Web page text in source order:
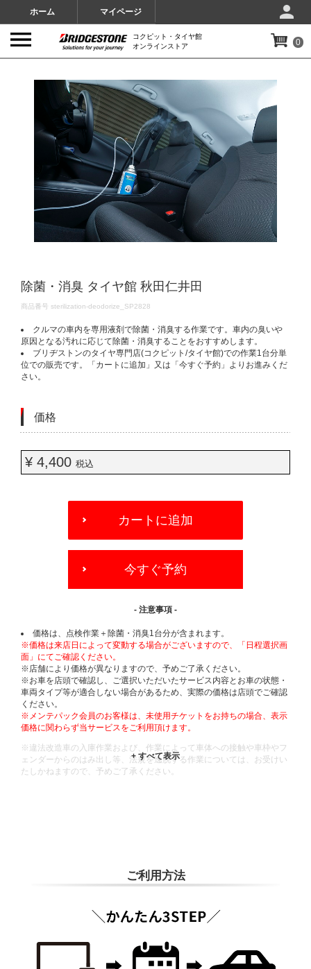
ホーム マイページ
コクピット・タイヤ館
オンラインストア
0
除菌・消臭 タイヤ館 秋田仁井田
DETAILS
商品番号 sterilization-deodorize_SP2828
クルマの車内を専用液剤で除菌・消臭する作業です。車内の臭いや
原因となる汚れに応じて除菌・消臭することをおすすめします。
ブリヂストンのタイヤ専門店(コクピット/タイヤ館)での作業1台分単
位での販売です。「カートに追加」又は「今すぐ予約」よりお進みくだ
さい。
価格
¥ 4,400 税込
OPTIONS
カートに追加
今すぐ予約
- 注意事項 -
価格は、点検作業＋除菌・消臭1台分が含まれます。
※価格は来店日によって変動する場合がございますので、「日程選択画
面」にてご確認ください。
※店舗により価格が異なりますので、予めご了承ください。
※お車を店頭で確認し、ご選択いただいたサービス内容とお車の状態・
車両タイプ等が適合しない場合があるため、実際の価格は店頭でご確認
ください。
※メンテパック会員のお客様は、未使用チケットをお持ちの場合、表示
価格に関わらず当サービスをご利用頂けます。
※違法改造車の入庫作業および、作業によって車体への接触や車枠やフ
ェンダーからのはみ出し等、法規を逸脱する作業については、お受けい
たしかねますので、予めご了承ください。
ご利用方法